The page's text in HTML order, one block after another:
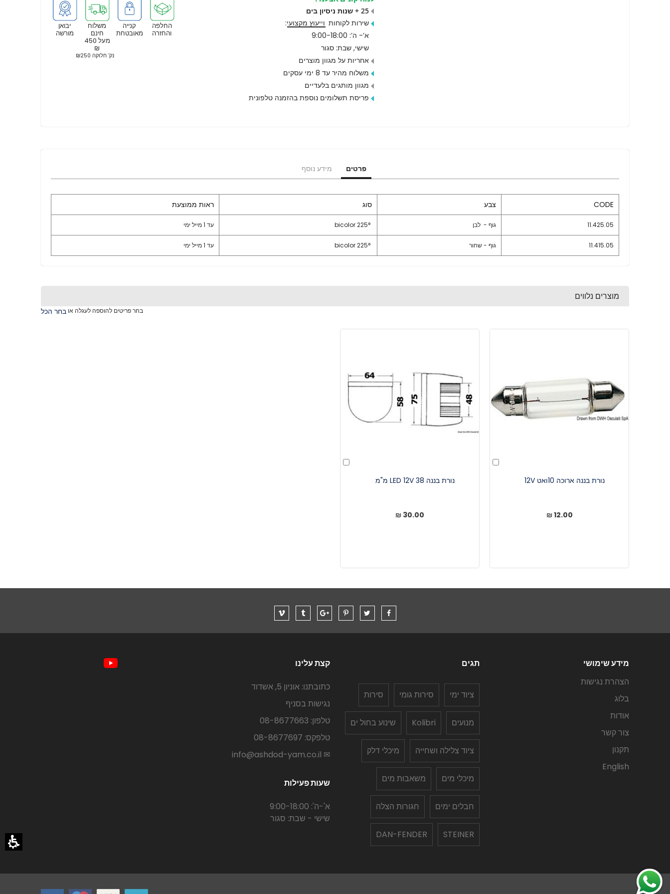
יבואן
מורשה
משלוח
חינם
מעל 450
₪
נק’ חלוקה ₪250
קנייה
מאובטחת
החלפה
והחזרה
25 + שנות ניסיון בים
שירות לקוחות וייעוץ מקצועי:
א’- ה’: 9:00-18:00
שישי, שבת: סגור
אחריות על מגוון מוצרים
משלוח מהיר עד 8 ימי עסקים
מגוון מותגים בלעדיים
פריסת תשלומים נוספת בהזמנה טלפונית
פרטים
CODE צבע סוג ראות ממוצעת
11.425.05 גוף - לבן עד 1 מייל ימי
11.415.05 גוף - שחור עד 1 מייל ימי
מידע נוסף
מוצרים נלווים
בחר פריטים להוספה לעגלה או בחר הכל
נורת בננה ארוכה 10ואט 12V
12.00 ₪
הוסף
נורת בננה LED 12V 38 מ"מ
30.00 ₪
הוסף
מידע שימושי
הצהרת נגישות
בלוג
אודות
צור קשר
תקנון
English
תגים
ציוד ימי סירות גומי סירות
מנועים Kolibri שינוע בחול ים
ציוד צלילה ושחייה מיכלי דלק
מיכלי מים משאבות מים
חבלים ימים חגורות הצלה
STEINER
DAN-FENDER
קצת עלינו
כתובתנו: אוניון 5, אשדוד
נגישות בסניף
טלפון: 08-8677663
טלפקס: 08-8677697
✉ info@ashdod-yam.co.il
שעות פעילות
א'-ה': 9:00-18:00
שישי - שבת: סגור